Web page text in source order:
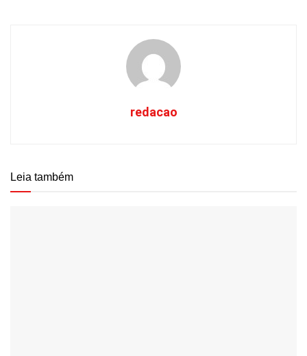
redacao
Leia também